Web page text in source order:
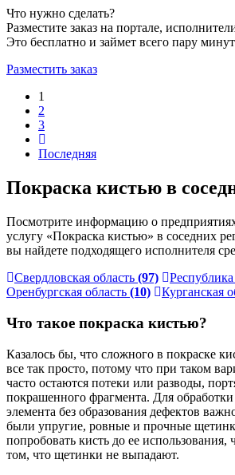
Что нужно сделать?
Разместите заказ на портале,
Это бесплатно и займет всего пару минут
Разместить заказ
1
2
3
Последняя
Покраска кистью в
Посмотрите информацию о
услугу «Покраска кистью» в соседних
вы найдете подходящего исполнителя
Свердловская область (97)
Оренбургская область (10) Курганская
Что такое покраска кистью?
Казалось бы, что сложного в покраске
все так просто, потому что при таком
часто остаются потеки или разводы,
покрашенного фрагмента. Для обработки
элемента без образования дефектов
были упругие, ровные и прочные
попробовать кисть до ее использования,
том, что щетинки не выпадают.